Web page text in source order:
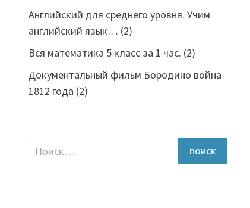
Английский для среднего уровня. Учим
английский язык… (2)
Вся математика 5 класс за 1 час. (2)
Документальный фильм Бородино война
1812 года (2)
Найти: